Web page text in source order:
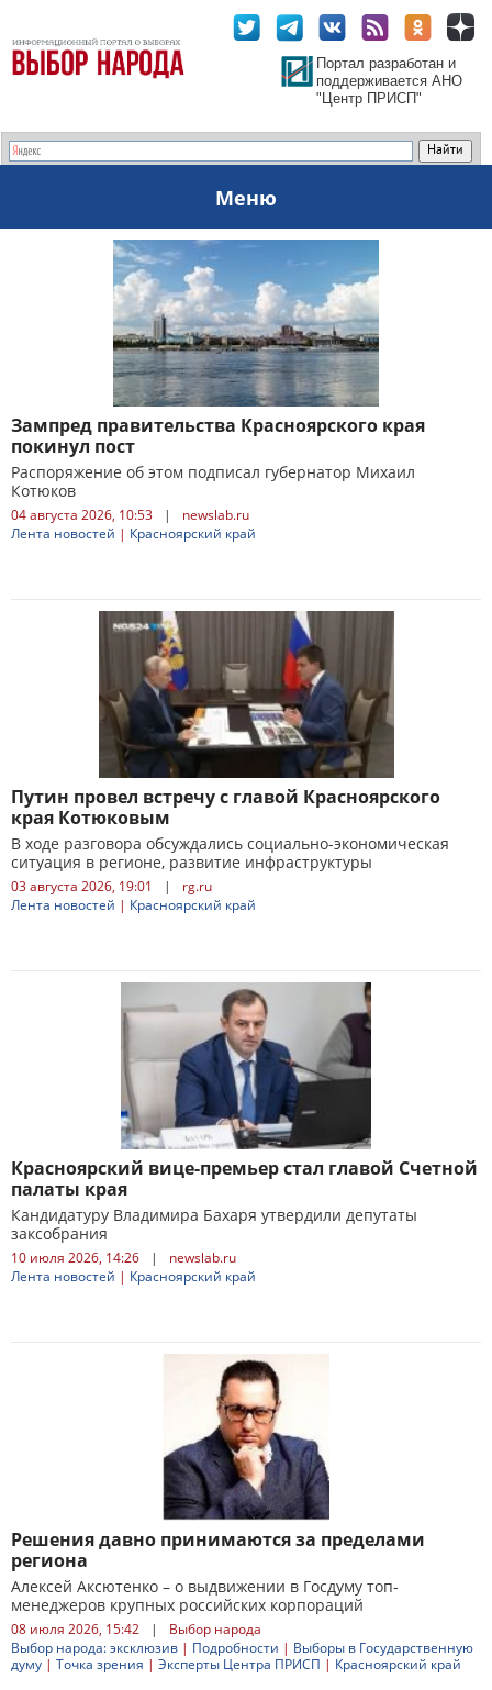
Портал разработан и
поддерживается АНО
"Центр ПРИСП"
Меню
Зампред правительства Красноярского края
покинул пост
Распоряжение об этом подписал губернатор Михаил
Котюков
04 августа 2026, 10:53 |
newslab.ru
Лента новостей | Красноярский край
Путин провел встречу с главой Красноярского
края Котюковым
В ходе разговора обсуждались социально-экономическая
ситуация в регионе, развитие инфраструктуры
03 августа 2026, 19:01 |
rg.ru
Лента новостей | Красноярский край
Красноярский вице-премьер стал главой Счетной
палаты края
Кандидатуру Владимира Бахаря утвердили депутаты
заксобрания
10 июля 2026, 14:26 |
newslab.ru
Лента новостей | Красноярский край
Решения давно принимаются за пределами
региона
Алексей Аксютенко – о выдвижении в Госдуму топ-
менеджеров крупных российских корпораций
08 июля 2026, 15:42 |
Выбор народа
Выбор народа: эксклюзив | Подробности | Выборы в Государственную
думу | Точка зрения | Эксперты Центра ПРИСП | Красноярский край